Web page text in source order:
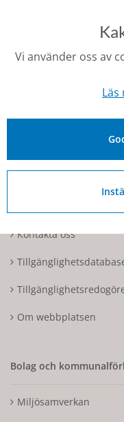
0503-350 00
Besöks- och
Fakturaadress: Box 97,
Organisationsnummer:
Om Hjo och
Kontakta oss
Om webbplatsen
Bolag och
Miljösamverkan
Vi använder oss av
Läs